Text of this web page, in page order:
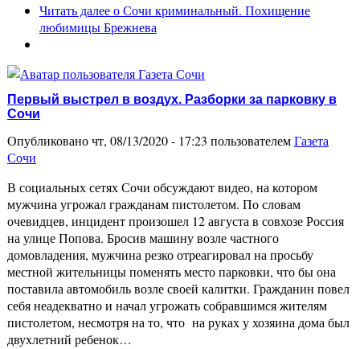
Читать далеео Сочи криминальный. Похищение
любимицы Брежнева
Первый выстрел в воздух. Разборки за парковку в
Сочи
Опубликовано чт, 08/13/2020 - 17:23 пользователемГазета
Сочи
В социальных сетях Сочи обсуждают видео, на котором
мужчина угрожал гражданам пистолетом. По словам
очевидцев, инцидент произошел 12 августа в совхозе Россия
на улице Попова. Бросив машину возле частного
домовладения, мужчина резко отреагировал на просьбу
местной жительницы поменять место парковки, что бы она
поставила автомобиль возле своей калитки. Гражданин повел
себя неадекватно и начал угрожать собравшимся жителям
пистолетом, несмотря на то, что на руках у хозяина дома был
двухлетний ребенок…